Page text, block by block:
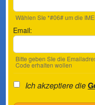
Wählen SIe *#06# um die
Email:
Bitte geben SIe die
Code erhalten wollen
Ich akzeptiere die